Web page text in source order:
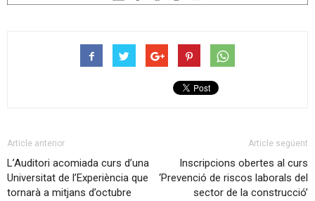
Article anterior
L’Auditori acomiada curs d’una
Universitat de l’Experiència que
tornarà a mitjans d’octubre
Article següent
Inscripcions obertes al curs
‘Prevenció de riscos laborals del
sector de la construcció’